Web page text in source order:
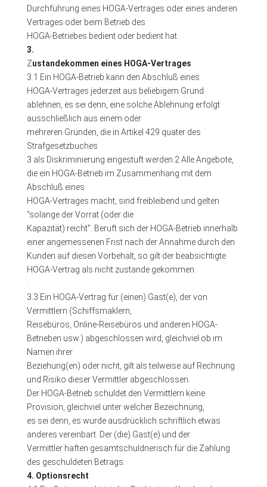
Durchführung eines HOGA-Vertrages oder eines anderen
Vertrages oder beim Betrieb des
HOGA-Betriebes bedient oder bedient hat.
3.
Zustandekommen eines HOGA-Vertrages
3.1 Ein HOGA-Betrieb kann den Abschluß eines
HOGA-Vertrages jederzeit aus beliebigem Grund
ablehnen, es sei denn, eine solche Ablehnung erfolgt
ausschließlich aus einem oder
mehreren Gründen, die in Artikel 429 quater des
Strafgesetzbuches
3 als Diskriminierung eingestuft werden.2 Alle Angebote,
die ein HOGA-Betrieb im Zusammenhang mit dem
Abschluß eines
HOGA-Vertrages macht, sind freibleibend und gelten
"solange der Vorrat (oder die
Kapazität) reicht". Beruft sich der HOGA-Betrieb innerhalb
einer angemessenen Frist nach der Annahme durch den
Kunden auf diesen Vorbehalt, so gilt der beabsichtigte
HOGA-Vertrag als nicht zustande gekommen
3.3 Ein HOGA-Vertrag für (einen) Gast(e), der von
Vermittlern (Schiffsmaklern,
Reisebüros, Online-Reisebüros und anderen HOGA-
Betrieben usw.) abgeschlossen wird, gleichviel ob im
Namen ihrer
Beziehung(en) oder nicht, gilt als teilweise auf Rechnung
und Risiko dieser Vermittler abgeschlossen.
Der HOGA-Betrieb schuldet den Vermittlern keine
Provision, gleichviel unter welcher Bezeichnung,
es sei denn, es wurde ausdrücklich schriftlich etwas
anderes vereinbart. Der (die) Gast(e) und der
Vermittler haften gesamtschuldnerisch für die Zahlung
des geschuldeten Betrags.
4. Optionsrecht